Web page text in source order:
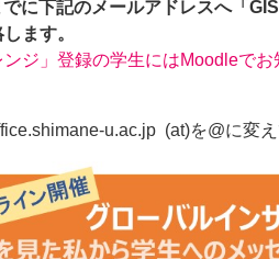
に下記のメールアドレスへ「 GIS
ます。
ジ」登録の学生にはMoodleで
u.ac.jp (at)を@に変